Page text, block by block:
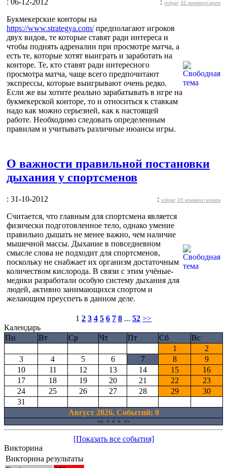
volgar 32 комментария
Букмекерские конторы на
https://www.strategya.com/предполагают игроков
двух видов, те которые ставят ради интереса и
чтобы поднять адреналин при просмотре матча, а
есть те, которые хотят выиграть и заработать на
конторе. Те, кто ставят ради интересного
просмотра матча, чаще всего предпочитают
экспрессы, которые выигрывают очень редко.
Если же вы хотите реально зарабатывать в игре на
букмекерской конторе, то и относиться к ставкам
надо как можно серьезней, как к настоящей
работе. Необходимо следовать определенным
правилам и учитывать различные нюансы игры.
О важности правильной постановки
дыхания у спортсменов
: 31-10-2012 : volgar 26 комментариев
Считается, что главным для спортсмена является
физически подготовленное тело, однако умение
правильно дышать не менее важно, чем наличие
мышечной массы. Дыхание в повседневном
смысле слова не подходит для спортсменов,
поскольку не снабжает их организм достаточным
количеством кислорода. В связи с этим учёные-
медики разработали особую систему дыхания для
людей, активно занимающихся спортом и
желающим преуспеть в данном деле.
1 2 3 4 5 6 7 8 ... 52 >>
Календарь
Пн
Вт Ср Чт Пт Сб
Вс
1
2
3
4 5 6 7 8
9
10
11 12 13 14 15
16
17
18 19 20 21 22
23
24
25 26 27 28 29
30
31
Август 2026, Cобытий: 0
<< < • > >>
[Показать все события]
Викторина
Викторина результаты